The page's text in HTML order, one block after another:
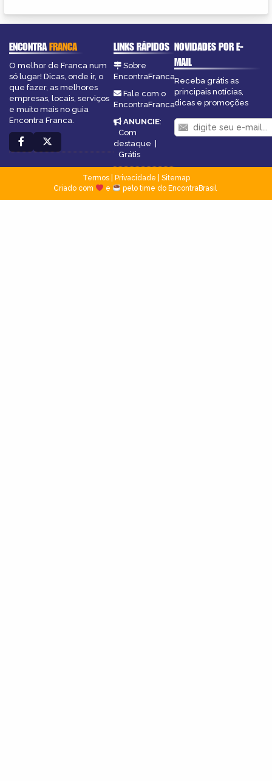
ENCONTRAFRANCA
O melhor de Franca num
só lugar! Dicas, onde ir, o
que fazer, as melhores
empresas, locais, serviços
e muito mais no guia
Encontra Franca.
LINKS RÁPIDOS
Sobre
EncontraFranca
Fale com o
EncontraFranca
ANUNCIE:
Com
destaque |
Grátis
NOVIDADES POR E-
MAIL
Receba grátis as
principais notícias,
dicas e promoções
Termos| Privacidade
Sitemap
Criado com
e pelo time do EncontraBrasil